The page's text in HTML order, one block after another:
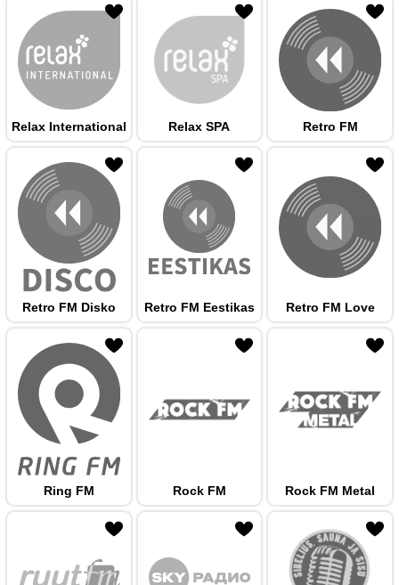
Relax International Relax SPA Retro FM
Retro FM Disko Retro FM Eestikas Retro FM Love
Ring FM Rock FM Rock FM Metal